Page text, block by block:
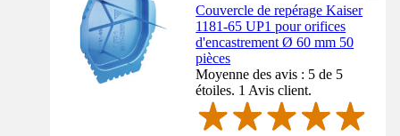
Couvercle de repérage Kaiser
1181-65 UP1 pour orifices
d'encastrement Ø 60 mm 50
pièces
Moyenne des avis : 5 de 5
étoiles. 1 Avis client.